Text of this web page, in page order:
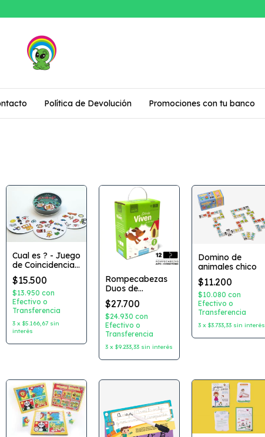
Política de Devolución Promociones con tu banco
Cual es ? - Juego
de Coincidencias
- Plan Z
$15.500
$13.950 con
Efectivo o
Transferencia
3 x $5.166,67 sin
interés
Rompecabezas
Duos de
Asociacion X 12
$27.700
$24.930 con
Efectivo o
Transferencia
3 x $9.233,33 sin interés
Domino de
animales chico
$11.200
$10.080con
Efectivo o
Transferencia
3 x$3.733,33 sin interés